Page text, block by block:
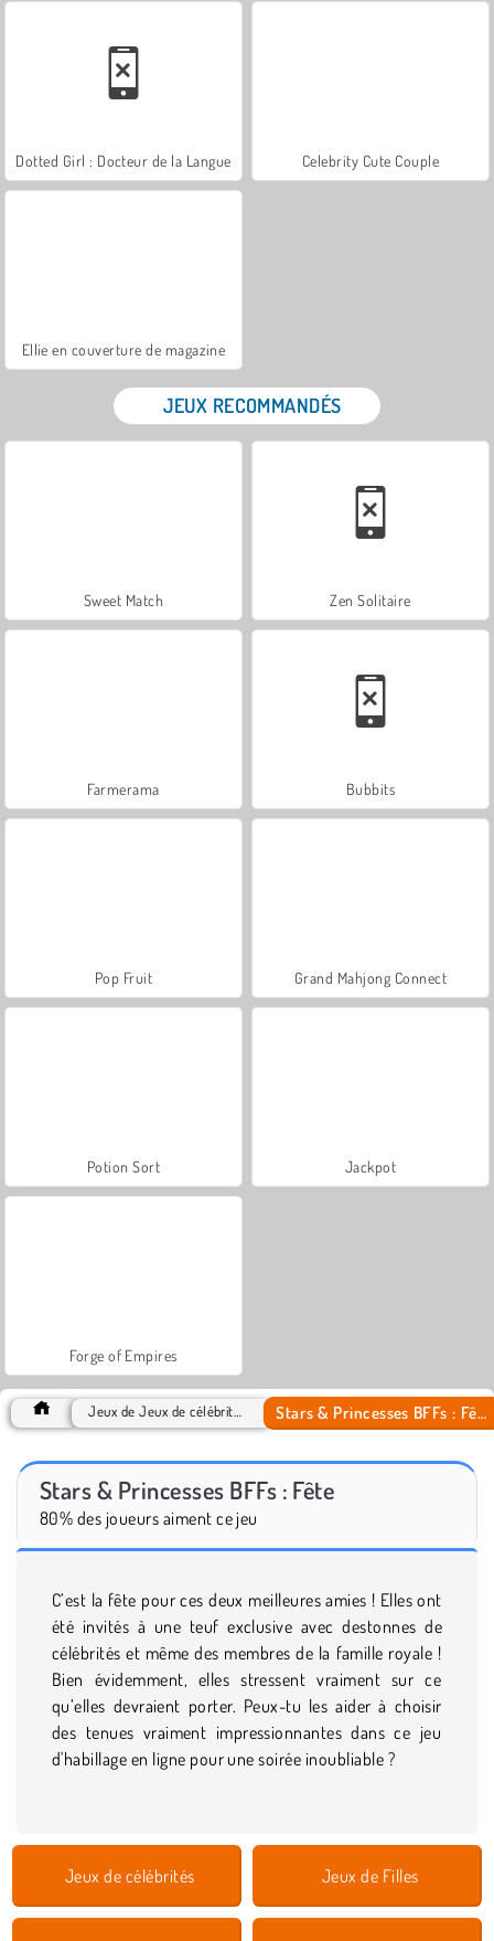
Dotted Girl : Docteur de la Langue Celebrity Cute Couple
Ellie en couverture de magazine
JEUX RECOMMANDÉS
Sweet Match Zen Solitaire
Farmerama Bubbits
Pop Fruit Grand Mahjong Connect
Potion Sort Jackpot
Forge of Empires
Stars & Princesses BFFs : Fête
80% des joueurs aiment ce jeu
C’est la fête pour ces deux meilleures amies ! Elles ont
été invités à une teuf exclusive avec destonnes de
célébrités et même des membres de la famille royale !
Bien évidemment, elles stressent vraiment sur ce
qu’elles devraient porter. Peux-tu les aider à choisir
des tenues vraiment impressionnantes dans ce jeu
d'habillage en ligne pour une soirée inoubliable ?
Jeux de célébrités Jeux de Filles